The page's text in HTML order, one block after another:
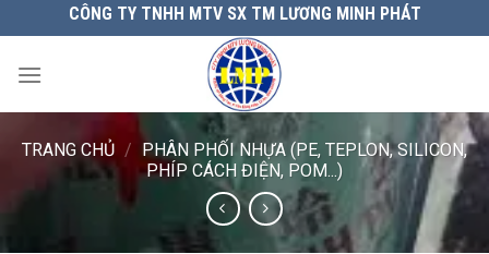
đến
nội
CÔNG TY TNHH MTV SX TM LƯƠNG MINH PHÁT
TRANG CHỦ / PHÂN PHỐI NHỰA (PE, TEPLON, SILICON,
PHÍP CÁCH ĐIỆN, POM...)